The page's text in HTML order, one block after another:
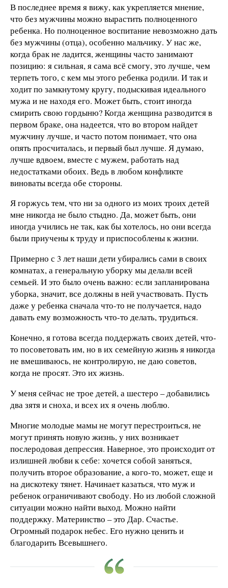
В последнее время я вижу, как укрепляется мнение,
что без мужчины можно вырастить полноценного
ребенка. Но полноценное воспитание невозможно дать
без мужчины (отца), особенно мальчику. У нас же,
когда брак не ладится, женщины часто занимают
позицию: я сильная, я сама всё смогу, это лучше, чем
терпеть того, с кем мы этого ребенка родили. И так и
ходит по замкнутому кругу, подыскивая идеального
мужа и не находя его. Может быть, стоит иногда
смирить свою гордыню? Когда женщина разводится в
первом браке, она надеется, что во втором найдет
мужчину лучше, и часто потом понимает, что она
опять просчиталась, и первый был лучше. Я думаю,
лучше вдвоем, вместе с мужем, работать над
недостатками обоих. Ведь в любом конфликте
виноваты всегда обе стороны.
Я горжусь тем, что ни за одного из моих троих детей
мне никогда не было стыдно. Да, может быть, они
иногда учились не так, как бы хотелось, но они всегда
были приучены к труду и приспособлены к жизни.
Примерно с 3 лет наши дети убирались сами в своих
комнатах, а генеральную уборку мы делали всей
семьей. И это было очень важно: если запланирована
уборка, значит, все должны в ней участвовать. Пусть
даже у ребенка сначала что-то не получается, надо
давать ему возможность что-то делать, трудиться.
Конечно, я готова всегда поддержать своих детей, что-
то посоветовать им, но в их семейную жизнь я никогда
не вмешиваюсь, не контролирую, не даю советов,
когда не просят. Это их жизнь.
У меня сейчас не трое детей, а шестеро – добавились
два зятя и сноха, и всех их я очень люблю.
Многие молодые мамы не могут перестроиться, не
могут принять новую жизнь, у них возникает
послеродовая депрессия. Наверное, это происходит от
излишней любви к себе: хочется собой заняться,
получить второе образование, а кого-то, может, еще и
на дискотеку тянет. Начинает казаться, что муж и
ребенок ограничивают свободу. Но из любой сложной
ситуации можно найти выход. Можно найти
поддержку. Материнство – это Дар. Счастье.
Огромный подарок небес. Его нужно ценить и
благодарить Всевышнего.